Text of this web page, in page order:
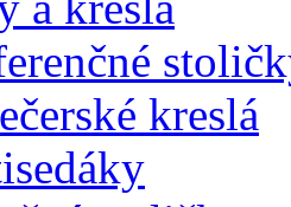
kreslá